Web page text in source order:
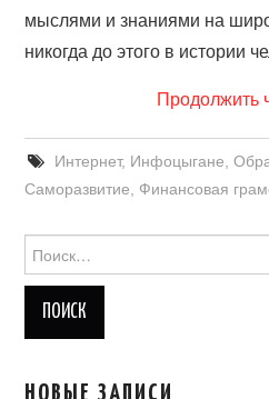
мыслями и знаниями на
никогда до этого в истории
Продолжить
Интернет, Инфоцыгане
Саморазвитие
Финансовая